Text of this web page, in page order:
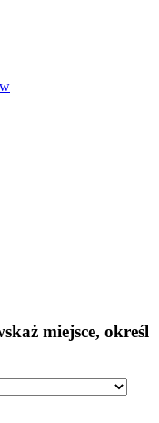
miejsce, określ